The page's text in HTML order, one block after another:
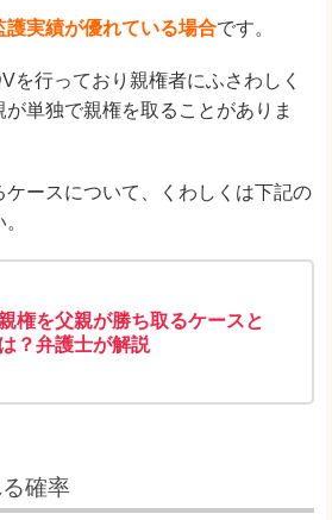
護実績が優れている場合です。
を行っており親権者にふさわしく
単独で親権を取ることがありま
ースについて、くわしくは下記の
権を父親が勝ち取るケースと
は？弁護士が解説
確率